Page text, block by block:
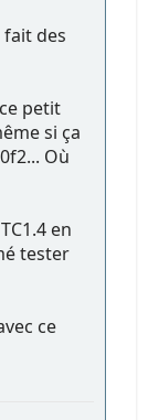
fait des
petit
si ça
Où
en
tester
ce